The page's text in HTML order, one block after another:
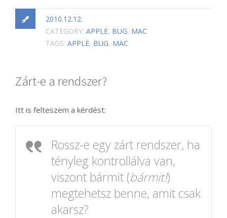
2010.12.12.
CATEGORY: APPLE, BUG, MAC
TAGS: APPLE, BUG, MAC
Zárt-e a rendszer?
Itt is felteszem a kérdést:
Rossz-e egy zárt rendszer, ha
tényleg kontrollálva van,
viszont bármit (bármit!)
megtehetsz benne, amit csak
akarsz?